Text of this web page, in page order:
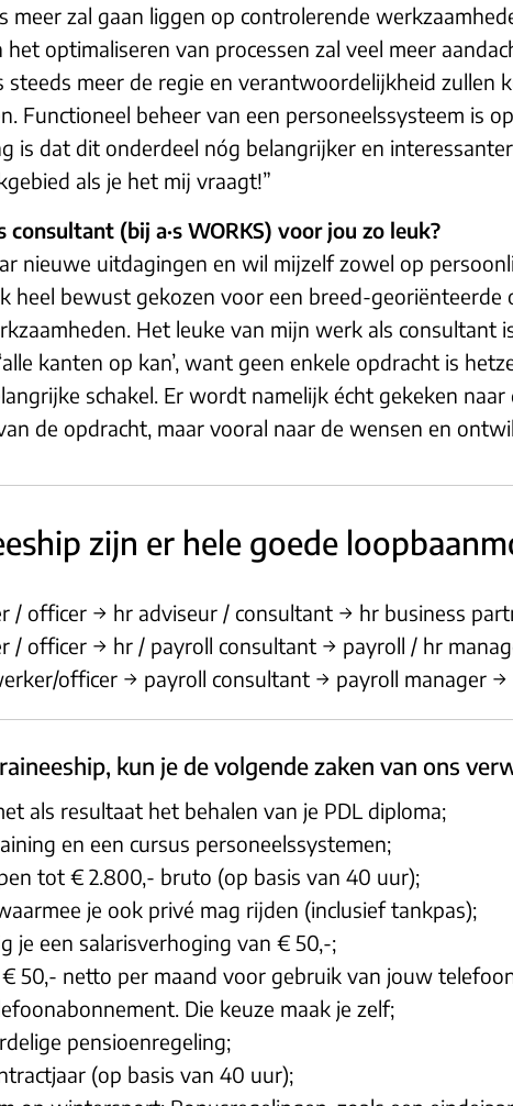
meer zal gaan liggen op controlerende
optimaliseren van processen zal veel meer
steeds meer de regie en verantwoordelijkheid
Functioneel beheer van een personeelssysteem is
is dat dit onderdeel nóg belangrijker en
als je het mij vraagt!”
(bij a·s WORKS) voor jou zo leuk?
nieuwe uitdagingen en wil mijzelf zowel op
heel bewust gekozen voor een breed-
Het leuke van mijn werk als consultant
kanten op kan’, want geen enkele opdracht is
schakel. Er wordt namelijk écht gekeken
de opdracht, maar vooral naar de wensen en
zijn er hele goede
/ officer → hr adviseur / consultant → hr business
/ officer → hr / payroll consultant → payroll / hr
officer → payroll consultant → payroll manager →
kun je de volgende zaken van ons
als resultaat het behalen van je PDL diploma;
en een cursus personeelssystemen;
tot € 2.800,- bruto (op basis van 40 uur);
je ook privé mag rijden (inclusief tankpas);
je een salarisverhoging van € 50,-;
50,- netto per maand voor gebruik van jouw
Die keuze maak je zelf;
pensioenregeling;
(op basis van 40 uur);